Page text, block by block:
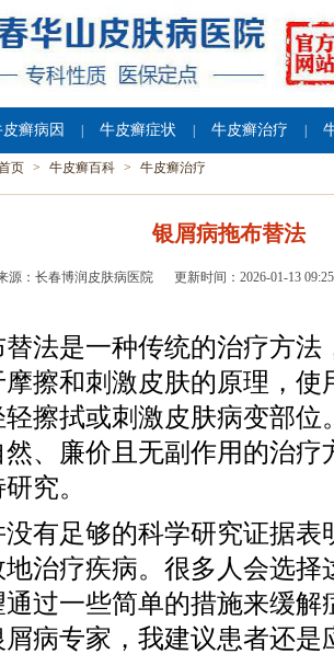
皮癣病因 牛皮癣症状 牛皮癣治疗
页 > 牛皮癣百科 > 牛皮癣治疗
银屑病拖布替法
源：长春博润皮肤病医院 更新时间：2026-01-13
法是一种传统的治疗方法
擦和刺激皮肤的原理，使
擦拭或刺激皮肤病变部位
然、廉价且无副作用的治疗
究。
有足够的科学研究证据表
治疗疾病。很多人会选择
通过一些简单的措施来缓解
病专家，我建议患者还是